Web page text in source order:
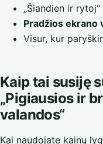
„Šiandien ir rytoj“
Pradžios ekrano
Visur, kur
Kaip tai susiję
„Pigiausios ir
valandos“
Kai naudojate kainų